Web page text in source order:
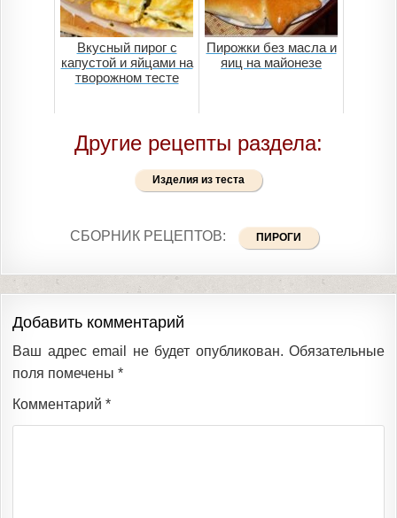
Вкусный пирог с
капустой и яйцами на
творожном тесте
Пирожки без масла и
яиц на майонезе
Другие рецепты раздела:
Изделия из теста
СБОРНИК РЕЦЕПТОВ: ПИРОГИ
Добавить комментарий
Ваш адрес email не будет опубликован. Обязательные
поля помечены *
Комментарий *